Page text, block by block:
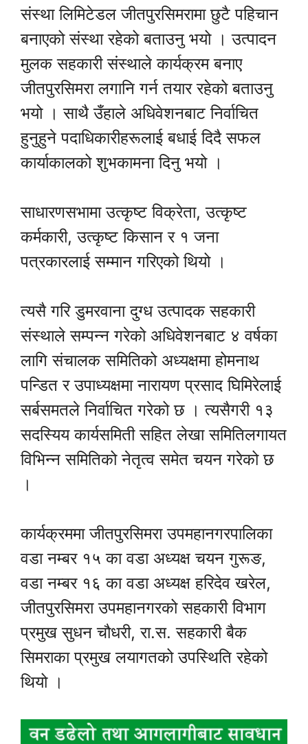
संस्था लिमिटेडल जीतपुरसिमरामा छुटै पहिचान
बनाएको संस्था रहेको बताउनु भयो । उत्पादन
मुलक सहकारी संस्थाले कार्यक्रम बनाए
जीतपुरसिमरा लगानि गर्न तयार रहेको बताउनु
भयो । साथै उँहाले अधिवेशनबाट निर्वाचित
हुनुहुने पदाधिकारीहरूलाई बधाई दिदै सफल
कार्याकालको शुभकामना दिनु भयो ।
साधारणसभामा उत्कृष्ट विक्रेता, उत्कृष्ट
कर्मकारी, उत्कृष्ट किसान र १ जना
पत्रकारलाई सम्मान गरिएको थियो ।
त्यसै गरि डुमरवाना दुग्ध उत्पादक सहकारी
संस्थाले सम्पन्न गरेको अधिवेशनबाट ४ वर्षका
लागि संचालक समितिको अध्यक्षमा होमनाथ
पन्डित र उपाध्यक्षमा नारायण प्रसाद घिमिरेलाई
सर्बसमतले निर्वाचित गरेको छ । त्यसैगरी १३
सदस्यिय कार्यसमिती सहित लेखा समितिलगायत
विभिन्न समितिको नेतृत्व समेत चयन गरेको छ
।
कार्यक्रममा जीतपुरसिमरा उपमहानगरपालिका
वडा नम्बर १५ का वडा अध्यक्ष चयन गुरूङ,
वडा नम्बर १६ का वडा अध्यक्ष हरिदेव खरेल,
जीतपुरसिमरा उपमहानगरको सहकारी विभाग
प्रमुख सुधन चौधरी, रा.स. सहकारी बैक
सिमराका प्रमुख लयागतको उपस्थिति रहेको
थियो ।